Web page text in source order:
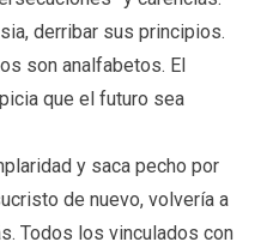
derribar sus principios.
son analfabetos. El
que el futuro sea
y saca pecho por
de nuevo, volvería a
Todos los vinculados con